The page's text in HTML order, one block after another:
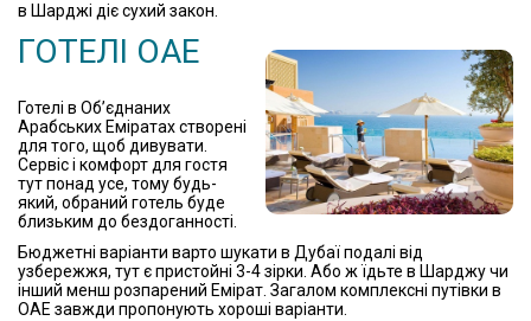
в Шарджі діє сухий закон.
ГОТЕЛІ ОАЕ
Готелі в Об’єднаних
Арабських Еміратах створені
для того, щоб дивувати.
Сервіс і комфорт для гостя
тут понад усе, тому будь-
який, обраний готель буде
близьким до бездоганності.
Бюджетні варіанти варто шукати в Дубаї подалі від
узбережжя, тут є пристойні 3-4 зірки. Або ж їдьте в Шарджу чи
інший менш розпарений Емірат. Загалом комплексні путівки в
ОАЕ завжди пропонують хороші варіанти.